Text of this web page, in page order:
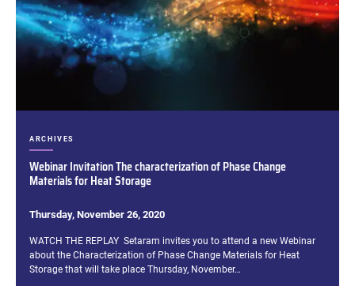
Webinar Invitation The characterization of Phase Change
Materials for Heat Storage
Thursday, November 26, 2020
CATÉGORIES :
ARCHIVES
Extrait :
WATCH THE REPLAY Setaram invites you to attend a new Webinar
about the Characterization of Phase Change Materials for Heat
Storage that will take place Thursday, November…